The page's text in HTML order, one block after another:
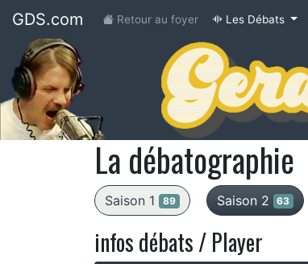
GDS.com Retour au foyer(current)Les Débats
La débatographie
Saison 1 89 Saison 2 63
infos débats / Player